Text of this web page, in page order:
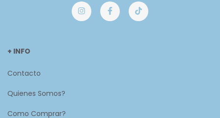
+ INFO
Contacto
Quienes Somos?
Como Comprar?